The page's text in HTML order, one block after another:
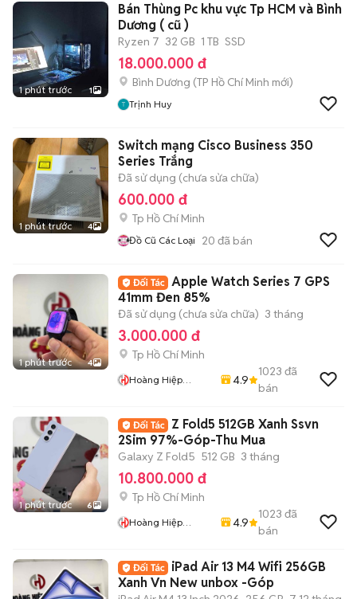
1 phút trước 1
Bán Thùng Pc khu vực Tp HCM và Bình
Dương ( cũ )
Ryzen 7 32 GB 1 TB SSD
18.000.000 đ
Bình Dương (TP Hồ Chí Minh mới)
Trịnh Huy
1 phút trước 4
Switch mạng Cisco Business 350
Series Trắng
Đã sử dụng (chưa sửa chữa)
600.000 đ
Tp Hồ Chí Minh
Đồ Cũ Các Loại 20 đã bán
1 phút trước 4
Apple Watch Series 7 GPS
41mm Đen 85%
Đã sử dụng (chưa sửa chữa) 3 tháng
3.000.000 đ
Tp Hồ Chí Minh
Hoàng Hiệp
4.9
1023 đã
bán
1 phút trước 6
Z Fold5 512GB Xanh Ssvn
2Sim 97%-Góp-Thu Mua
Galaxy Z Fold5 512 GB 3 tháng
10.800.000 đ
Tp Hồ Chí Minh
Hoàng Hiệp
4.9
1023 đã
bán
iPad Air 13 M4 Wifi 256GB
Xanh Vn New unbox -Góp